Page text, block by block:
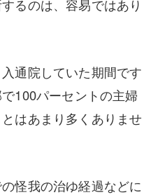
るのは、容易ではあり
通院していた期間です
100パーセントの主婦
はあまり多くありませ
怪我の治ゆ経過などに